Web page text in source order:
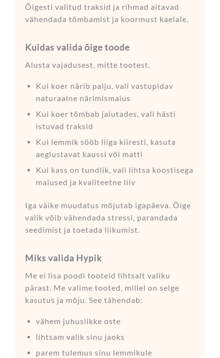
Õigesti valitud traksid ja rihmad aitavad
vähendada tõmbamist ja koormust kaelale.
Kuidas valida õige toode
Alusta vajadusest, mitte tootest.
Kui koer närib palju, vali vastupidav
naturaalne närimismaius
Kui koer tõmbab jalutades, vali hästi
istuvad traksid
Kui lemmik sööb liiga kiiresti, kasuta
aeglustavat kaussi või matti
Kui kass on tundlik, vali lihtsa koostisega
maiused ja kvaliteetne liiv
Iga väike muudatus mõjutab igapäeva. Õige
valik võib vähendada stressi, parandada
seedimist ja toetada liikumist.
Miks valida Hypik
Me ei lisa poodi tooteid lihtsalt valiku
pärast. Me valime tooted, millel on selge
kasutus ja mõju. See tähendab:
vähem juhuslikke oste
lihtsam valik sinu jaoks
parem tulemus sinu lemmikule